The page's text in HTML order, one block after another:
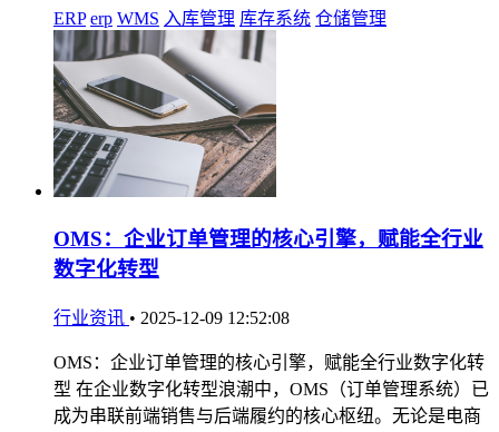
ERP erp WMS 入库管理 库存系统 仓储管理
OMS：企业订单管理的核心引擎，赋能全行业
数字化转型
行业资讯 • 2025-12-09 12:52:08
OMS：企业订单管理的核心引擎，赋能全行业数字化转
型 在企业数字化转型浪潮中，OMS（订单管理系统）已
成为串联前端销售与后端履约的核心枢纽。无论是电商